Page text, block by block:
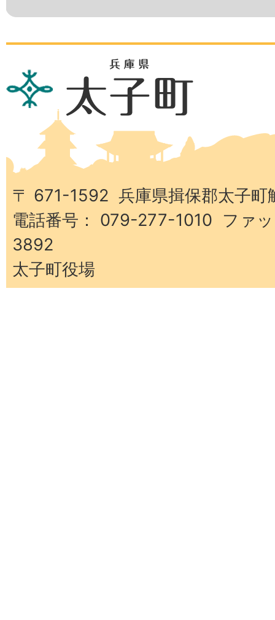
兵
庫
子
町
〒 671-1592 兵庫県揖保郡太子町
電話番号： 079-277-1010 ファ
3892
太子町役場